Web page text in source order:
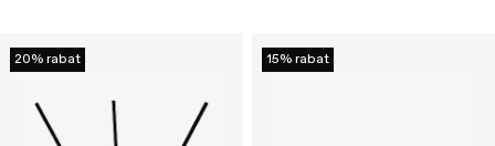
20% rabat 15% rabat